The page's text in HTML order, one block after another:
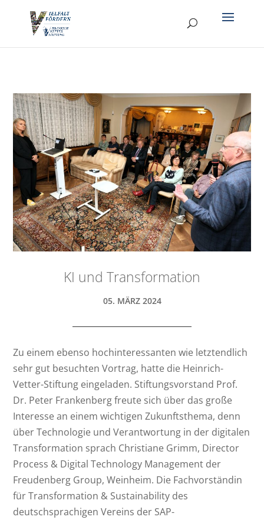
KI und Transformation
05. MÄRZ 2024
Zu einem ebenso hochinteressanten wie letztendlich
sehr gut besuchten Vortrag, hatte die Heinrich-
Vetter-Stiftung eingeladen. Stiftungsvorstand Prof.
Dr. Peter Frankenberg freute sich über das große
Interesse an einem wichtigen Zukunftsthema, denn
über Technologie und Verantwortung in der digitalen
Transformation sprach Christiane Grimm, Director
Process & Digital Technology Management der
Freudenberg Group, Weinheim. Die Fachvorständin
für Transformation & Sustainability des
deutschsprachigen Vereins der SAP-